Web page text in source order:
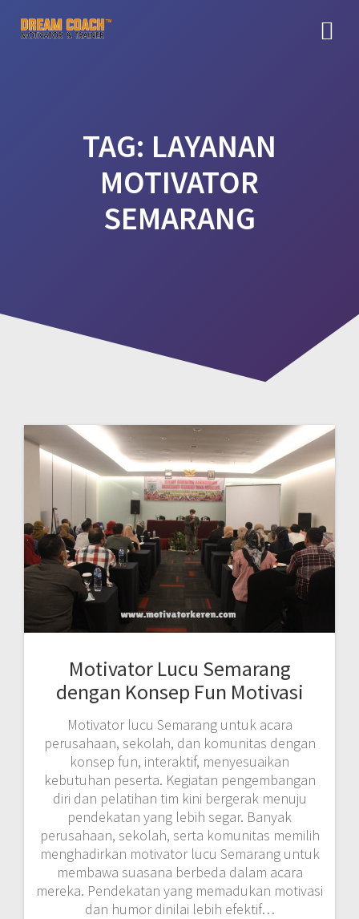
TAG: LAYANAN
MOTIVATOR
SEMARANG
Motivator Lucu Semarang
dengan Konsep Fun Motivasi
Motivator lucu Semarang untuk acara
perusahaan, sekolah, dan komunitas dengan
konsep fun, interaktif, menyesuaikan
kebutuhan peserta. Kegiatan pengembangan
diri dan pelatihan tim kini bergerak menuju
pendekatan yang lebih segar. Banyak
perusahaan, sekolah, serta komunitas memilih
menghadirkan motivator lucu Semarang untuk
membawa suasana berbeda dalam acara
mereka. Pendekatan yang memadukan motivasi
dan humor dinilai lebih efektif…